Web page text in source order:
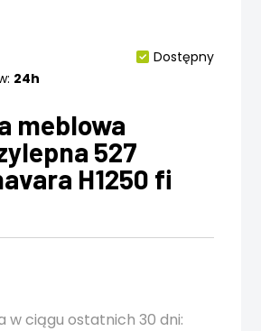
Dostępny
24h
meblowa
527
H1250 fi
w ciągu ostatnich 30 dni: